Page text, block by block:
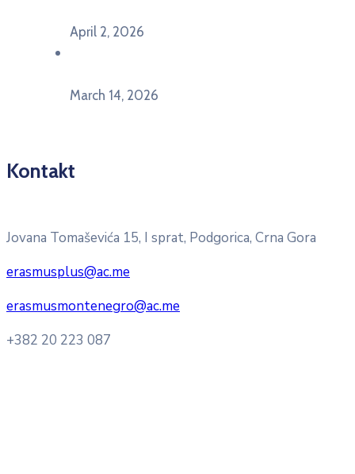
April 2, 2026
March 14, 2026
Kontakt
Jovana Tomaševića 15, I sprat, Podgorica, Crna Gora
erasmusplus@ac.me
erasmusmontenegro@ac.me
+382 20 223 087